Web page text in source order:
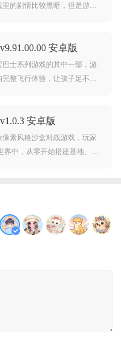
的剧情比较黑暗，但是游戏
局长，接下来由你来揭开真
安卓版
士系列游戏的其中一部，游
整飞行体验，让孩子足不出
选择！ 安卓版
素风格沙盒对战游戏，玩家
中，从零开始搭建基地、解